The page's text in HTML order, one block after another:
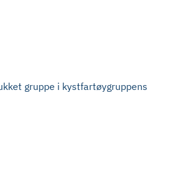
gruppe i kystfartøygruppens